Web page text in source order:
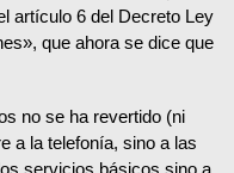
artículo 6 del Decreto Ley
que ahora se dice que
no se ha revertido (ni
a la telefonía, sino a las
servicios básicos sino a